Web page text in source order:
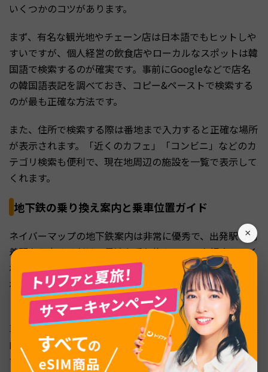
×
いくつかのコツがあります。
まず、有名な観光地やチェーン店は日本語でもヒットしや
すいですが、個人経営の飲食店やローカルなスポットは韓
国語で検索するのが確実です。事前にGoogleなどで店名
の韓国語表記を調べておき、コピー&ペーストで検索する
のが最も正確な方法です。
また、住所で検索する際は番地まで入力すると正確な場所
が表示されます。「近くのカフェ」「コンビニ」などのカ
テゴリ検索も便利で、現在地周辺の施設を一覧で表示して
くれます。
地下鉄の乗り換え案内と乗車位置ガイド
ネイバーマップの地下鉄案内は非常に優秀で、出発駅と到
着駅を入力するだけで最適な乗り換えルートを提案してく
れます。所要時間、乗り換え回数、運賃がまとめて表示さ
れるので、複数のルートを比較して選べるのが便利です。
とくに注目したいのが「乗車位置ガイド」機能です。何号
車の何番ドア付近に乗れば、乗り換えや出口に近いかを案
内してくれるため、初めての駅でもスムーズに移動できま
す。ソウルの地下鉄は路線が多く乗り換えが複雑になりが